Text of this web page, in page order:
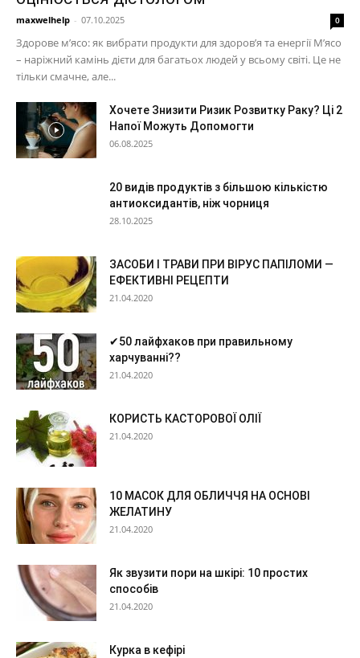
maxwelhelp - 07.10.2025 0
Здорове м’ясо: як вибрати продукти для здоров’я та енергії М’ясо
– наріжний камінь дієти для багатьох людей у ​​всьому світі. Це не
тільки смачне, але...
Хочете Знизити Ризик Розвитку Раку? Ці 2
Напої Можуть Допомогти
06.08.2025
20 видів продуктів з більшою кількістю
антиоксидантів, ніж чорниця
28.10.2025
ЗАСОБИ І ТРАВИ ПРИ ВІРУС ПАПІЛОМИ —
ЕФЕКТИВНІ РЕЦЕПТИ
21.04.2020
✔50 лайфхаков при правильному
харчуванні??
21.04.2020
КОРИСТЬ КАСТОРОВОЇ ОЛІЇ
21.04.2020
10 МАСОК ДЛЯ ОБЛИЧЧЯ НА ОСНОВІ
ЖЕЛАТИНУ
21.04.2020
Як звузити пори на шкірі: 10 простих
способів
21.04.2020
Курка в кефірі